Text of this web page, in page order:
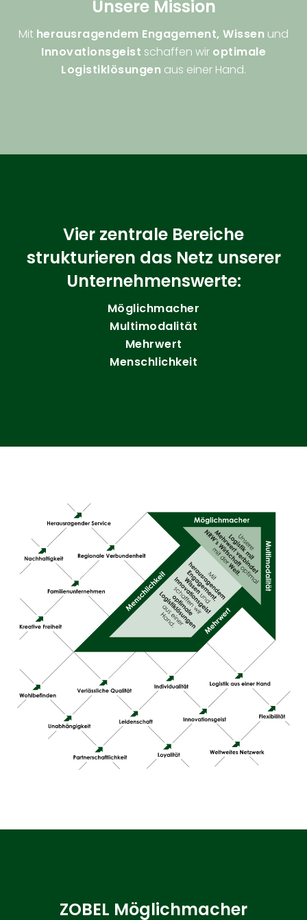
Unsere Mission
Mit herausragendem Engagement, Wissen und
Innovationsgeist schaffen wir optimale
Logistiklösungen aus einer Hand.
Vier zentrale Bereiche
strukturieren das Netz unserer
Unternehmenswerte:
Möglichmacher
Multimodalität
Mehrwert
Menschlichkeit
ZOBEL Möglichmacher